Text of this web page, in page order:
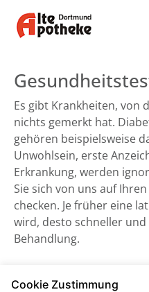
Es gibt Krankheiten, von
nichts gemerkt hat.
gehören beispielsweise
Unwohlsein, erste
Erkrankung, werden
Sie sich von uns auf
checken. Je früher eine
wird, desto schneller
Behandlung.
Blutdruckmessung
Cookie Zustimmung